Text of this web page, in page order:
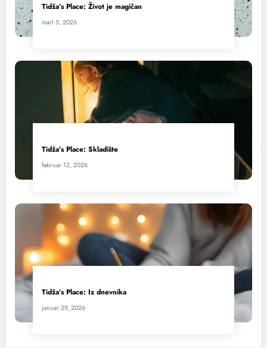
Tidža’s Place: Život je magičan
mart 5, 2026
Tidža’s Place: Skladište
februar 12, 2026
Tidža’s Place: Iz dnevnika
januar 29, 2026